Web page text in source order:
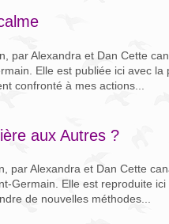
par Alexandra et Dan Cette
Elle est publiée ici avec
confronté à mes actions...
aux Autres ?
par Alexandra et Dan Cette
Germain. Elle est reproduite
de nouvelles méthodes...